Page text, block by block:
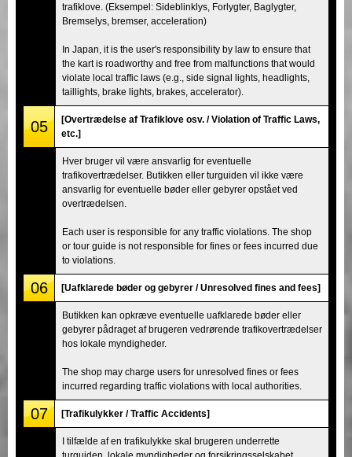
trafiklove. (Eksempel: Sideblinklys, Forlygter, Baglygter,
Bremselys, bremser, acceleration)
In Japan, it is the user's responsibility by law to ensure that
the kart is roadworthy and free from malfunctions that would
violate local traffic laws (e.g., side signal lights, headlights,
taillights, brake lights, brakes, accelerator).
05
[Overtrædelse af Trafiklove osv. / Violation of Traffic Laws,
etc.]
Hver bruger vil være ansvarlig for eventuelle
trafikovertrædelser. Butikken eller turguiden vil ikke være
ansvarlig for eventuelle bøder eller gebyrer opstået ved
overtrædelsen.
Each user is responsible for any traffic violations. The shop
or tour guide is not responsible for fines or fees incurred due
to violations.
06 [Uafklarede bøder og gebyrer / Unresolved fines and fees]
Butikken kan opkræve eventuelle uafklarede bøder eller
gebyrer pådraget af brugeren vedrørende trafikovertrædelser
hos lokale myndigheder.
The shop may charge users for unresolved fines or fees
incurred regarding traffic violations with local authorities.
07 [Trafikulykker / Traffic Accidents]
I tilfælde af en trafikulykke skal brugeren underrette